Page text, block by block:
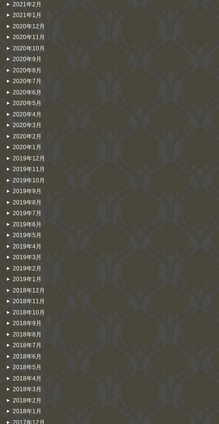
2021年2月
2021年1月
2020年12月
2020年11月
2020年10月
2020年9月
2020年8月
2020年7月
2020年6月
2020年5月
2020年4月
2020年3月
2020年2月
2020年1月
2019年12月
2019年11月
2019年10月
2019年9月
2019年8月
2019年7月
2019年6月
2019年5月
2019年4月
2019年3月
2019年2月
2019年1月
2018年12月
2018年11月
2018年10月
2018年9月
2018年8月
2018年7月
2018年6月
2018年5月
2018年4月
2018年3月
2018年2月
2018年1月
2017年12月